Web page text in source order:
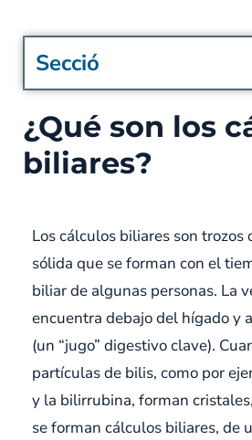
Secció
¿Qué son los
biliares?
Los cálculos biliares son trozos
sólida que se forman con el
biliar de algunas personas. La
encuentra debajo del hígado y
(un “jugo” digestivo clave).
partículas de bilis, como por
y la bilirrubina, forman
se forman cálculos biliares, de